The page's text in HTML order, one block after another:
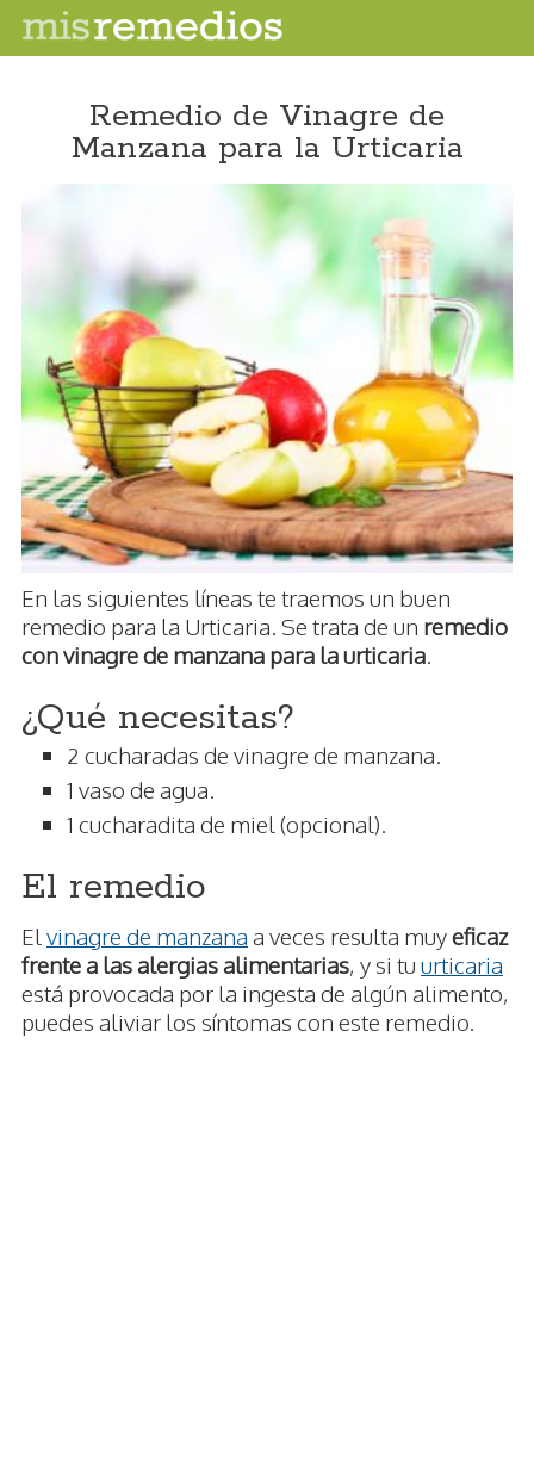
Remedio de Vinagre de
Manzana para la Urticaria
En las siguientes líneas te traemos un buen
remedio para la Urticaria. Se trata de un remedio
con vinagre de manzana para la urticaria.
¿Qué necesitas?
2 cucharadas de vinagre de manzana.
1 vaso de agua.
1 cucharadita de miel (opcional).
El remedio
El vinagre de manzana a veces resulta muyeficaz
frente a las alergias alimentarias, y si tu urticaria
está provocada por la ingesta de algún alimento,
puedes aliviar los síntomas con este remedio.